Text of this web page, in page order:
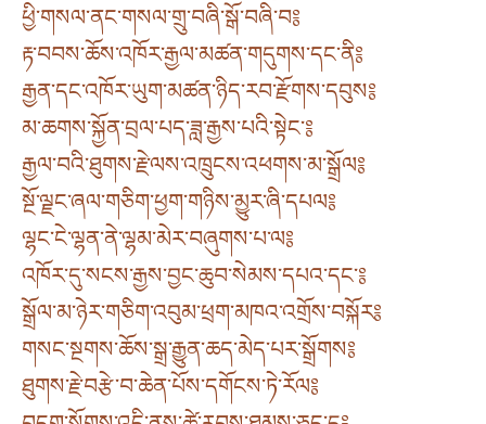
ཕྱི་གསལ་ནང་གསལ་གྲུ་བཞི་སྒོ་བཞི་བ༔
རྟ་བབས་ཆོས་འཁོར་རྒྱལ་མཚན་གདུགས་དང་ནི༔
རྒྱན་དང་འཁོར་ཡུག་མཚན་ཉིད་རབ་རྫོགས་དབུས༔
མ་ཆགས་སྐྱོན་བྲལ་པད་ཟླ་རྒྱས་པའི་སྟེང་༔
རྒྱལ་བའི་ཐུགས་རྗེ་ལས་འཁྲུངས་འཕགས་མ་སྒྲོལ༔
སྔོ་ལྗང་ཞལ་གཅིག་ཕྱག་གཉིས་མྱུར་ཞི་དཔལ༔
ལྷང་ངེ་ལྷན་ནེ་ལྷམ་མེར་བཞུགས་པ་ལ༔
འཁོར་དུ་སངས་རྒྱས་བྱང་ཆུབ་སེམས་དཔའ་དང་༔
སྒྲོལ་མ་ཉེར་གཅིག་འབུམ་ཕྲག་མཁའ་འགྲོས་བསྐོར༔
གསང་སྔགས་ཆོས་སྒྲ་རྒྱུན་ཆད་མེད་པར་སྒྲོགས༔
ཐུགས་རྗེ་བརྩེ་བ་ཆེན་པོས་དགོངས་ཏེ་རོལ༔